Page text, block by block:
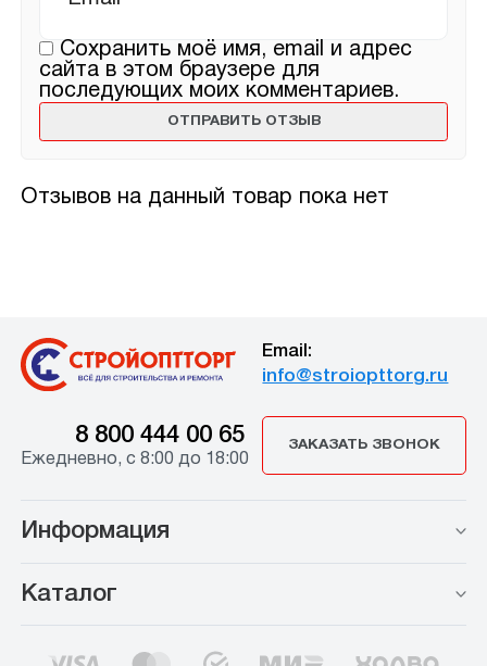
Отзывов на данный товар пока нет
Сохранить моё имя, email и адрес
сайта в этом браузере для
последующих моих комментариев.
Email:
info@stroiopttorg.ru
8 800 444 00 65
Ежедневно, с 8:00 до 18:00
ЗАКАЗАТЬ ЗВОНОК
Информация
Каталог